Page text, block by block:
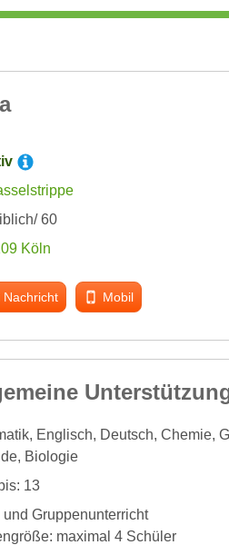
60
Köln
Nachricht Mobil
Englisch, Deutsch, Chemie,
Biologie
13
und Gruppenunterricht
maximal 4 Schüler